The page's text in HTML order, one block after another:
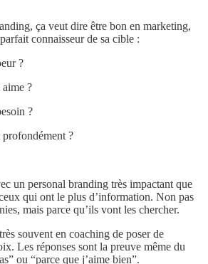
ça veut dire être bon en marketing,
connaisseur de sa cible :
?
aime ?
?
?
un personal branding très impactant que
qui ont le plus d’information. Non pas
mais parce qu’ils vont les chercher.
souvent en coaching de poser de
Les réponses sont la preuve même du
ou “parce que j’aime bien”.